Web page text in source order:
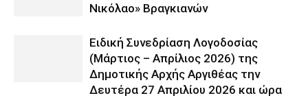
Νικόλαο» Βραγκιανών
Ειδική Συνεδρίαση Λογοδοσίας
(Μάρτιος – Απρίλιος 2026) της
Δημοτικής Αρχής Αργιθέας την
Δευτέρα 27 Απριλίου 2026 και ώρα